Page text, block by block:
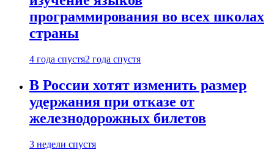
программирования во всех школах
страны
4 года спустя2 года спустя
В России хотят изменить размер
удержания при отказе от
железнодорожных билетов
3 недели спустя